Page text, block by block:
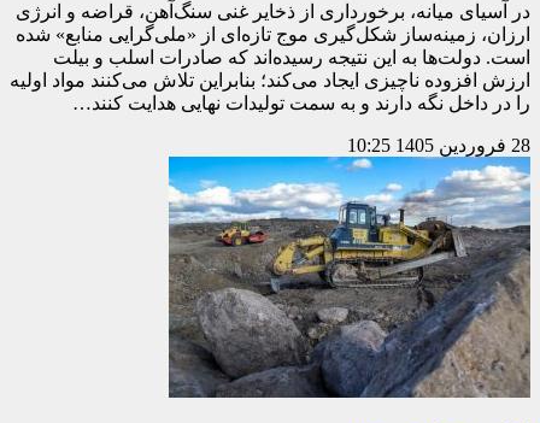
در آسیای میانه، برخورداری از ذخایر غنی سنگ‌آهن، قراضه و انرژی
ارزان، زمینه‌ساز شکل‌گیری موج تازه‌ای از «ملی‌گرایی منابع» شده
است. دولت‌ها به این نتیجه رسیده‌اند که صادرات اسلب و بیلت
ارزش افزوده ناچیزی ایجاد می‌کند؛ بنابراین تلاش می‌کنند مواد اولیه
را در داخل نگه دارند و به سمت تولیدات نهایی هدایت کنند…
28 فروردین 1405 10:25